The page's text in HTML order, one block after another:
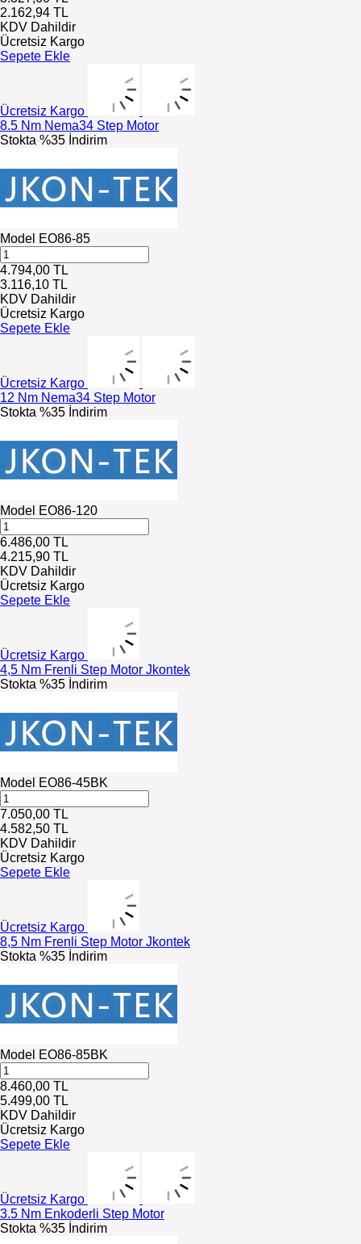
2.162,94 TL
KDV Dahildir
Ücretsiz Kargo
Sepete Ekle
Ücretsiz Kargo
8.5 Nm Nema34 Step Motor
Stokta %35 İndirim
Model EO86-85
4.794,00 TL
3.116,10 TL
KDV Dahildir
Ücretsiz Kargo
Sepete Ekle
Ücretsiz Kargo
12 Nm Nema34 Step Motor
Stokta %35 İndirim
Model EO86-120
6.486,00 TL
4.215,90 TL
KDV Dahildir
Ücretsiz Kargo
Sepete Ekle
Ücretsiz Kargo
4,5 Nm Frenli Step Motor Jkontek
Stokta %35 İndirim
Model EO86-45BK
7.050,00 TL
4.582,50 TL
KDV Dahildir
Ücretsiz Kargo
Sepete Ekle
Ücretsiz Kargo
8,5 Nm Frenli Step Motor Jkontek
Stokta %35 İndirim
Model EO86-85BK
8.460,00 TL
5.499,00 TL
KDV Dahildir
Ücretsiz Kargo
Sepete Ekle
Ücretsiz Kargo
3.5 Nm Enkoderli Step Motor
Stokta %35 İndirim